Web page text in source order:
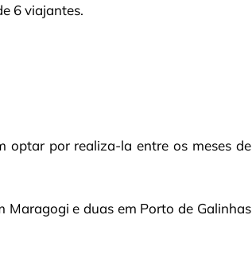
6 viajantes.
optar por realiza-la entre os meses de
Maragogi e duas em Porto de Galinhas